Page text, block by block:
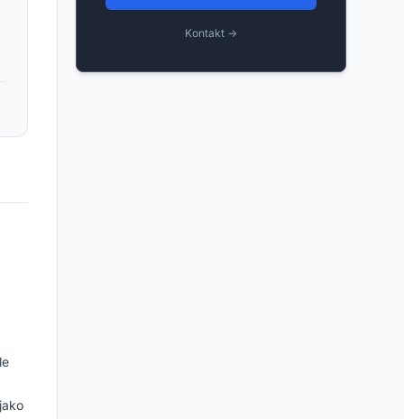
Kontakt →